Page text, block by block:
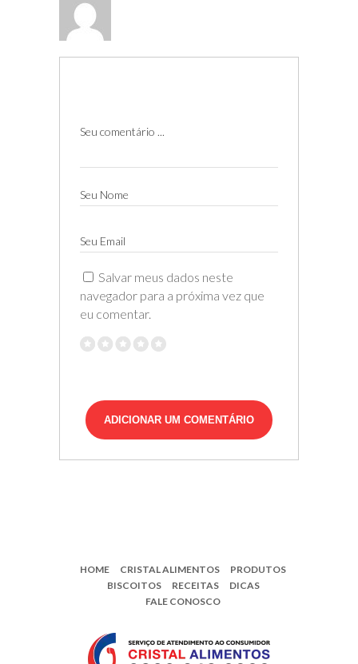
Seu comentário ...
Seu Nome
Seu Email
Salvar meus dados neste
navegador para a próxima vez que
eu comentar.
HOME CRISTAL ALIMENTOS
PRODUTOS
BISCOITOS
RECEITAS
DICAS
FALE CONOSCO